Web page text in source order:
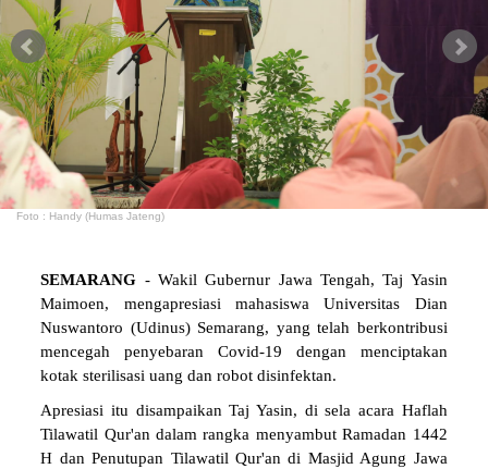
Foto : Handy (Humas Jateng)
SEMARANG - Wakil Gubernur Jawa Tengah, Taj Yasin
Maimoen, mengapresiasi mahasiswa Universitas Dian
Nuswantoro (Udinus) Semarang, yang telah berkontribusi
mencegah penyebaran Covid-19 dengan menciptakan
kotak sterilisasi uang dan robot disinfektan.
Apresiasi itu disampaikan Taj Yasin, di sela acara Haflah
Tilawatil Qur'an dalam rangka menyambut Ramadan 1442
H dan Penutupan Tilawatil Qur'an di Masjid Agung Jawa